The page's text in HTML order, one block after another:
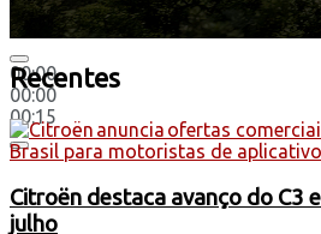
00:00
00:00
00:15
Recentes
Citroën destaca avanço do C3
julho